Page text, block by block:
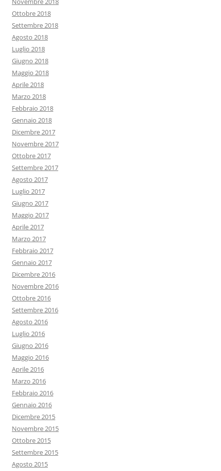
Ottobre 2018
Settembre 2018
Agosto 2018
Luglio 2018
Giugno 2018
Maggio 2018
Aprile 2018
Marzo 2018
Febbraio 2018
Gennaio 2018
Dicembre 2017
Novembre 2017
Ottobre 2017
Settembre 2017
Agosto 2017
Luglio 2017
Giugno 2017
Maggio 2017
Aprile 2017
Marzo 2017
Febbraio 2017
Gennaio 2017
Dicembre 2016
Novembre 2016
Ottobre 2016
Settembre 2016
Agosto 2016
Luglio 2016
Giugno 2016
Maggio 2016
Aprile 2016
Marzo 2016
Febbraio 2016
Gennaio 2016
Dicembre 2015
Novembre 2015
Ottobre 2015
Settembre 2015
Agosto 2015